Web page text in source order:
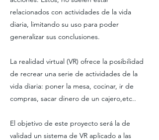
relacionados con actividades de la vida
diaria, limitando su uso para poder
generalizar sus conclusiones.
La realidad virtual (VR) ofrece la posibilidad
de recrear una serie de actividades de la
vida diaria: poner la mesa, cocinar, ir de
compras, sacar dinero de un cajero,etc..
El objetivo de este proyecto será la de
validad un sistema de VR aplicado a las